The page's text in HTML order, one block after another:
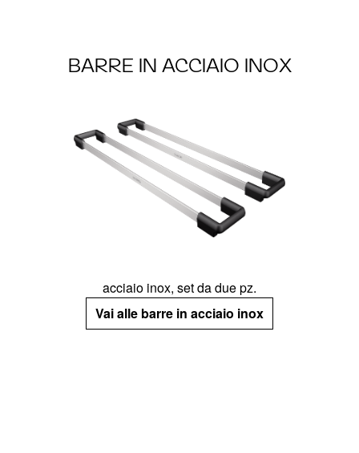
BARRE IN ACCIAIO INOX
acciaio inox, set da due pz.
Vai alle barre in acciaio inox